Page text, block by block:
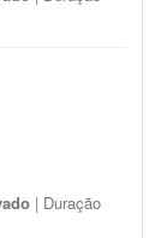
| Duração